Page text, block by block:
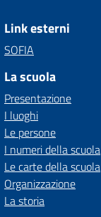
Link esterni
SOFIA
La scuola
Presentazione
I luoghi
Le persone
I numeri della scuola
Le carte della scuola
Organizzazione
La storia